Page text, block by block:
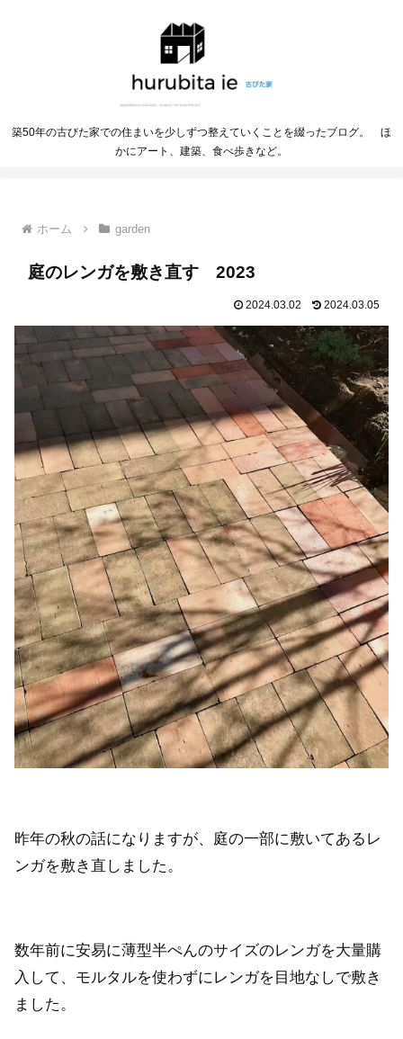
築50年の古びた家での住まいを少しずつ整えていくことを綴ったブログ。 ほ
かにアート、建築、食べ歩きなど。
ホーム garden
庭のレンガを敷き直す 2023
2024.03.02 2024.03.05
昨年の秋の話になりますが、庭の一部に敷いてあるレ
ンガを敷き直しました。
数年前に安易に薄型半ぺんのサイズのレンガを大量購
入して、モルタルを使わずにレンガを目地なしで敷き
ました。